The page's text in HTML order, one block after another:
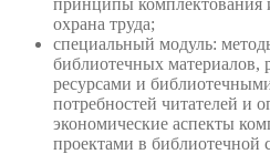
охрана труда;
специальный модуль:
библиотечных материалов,
ресурсами и
потребностей читателей и
экономические аспекты
проектами в библиотечной